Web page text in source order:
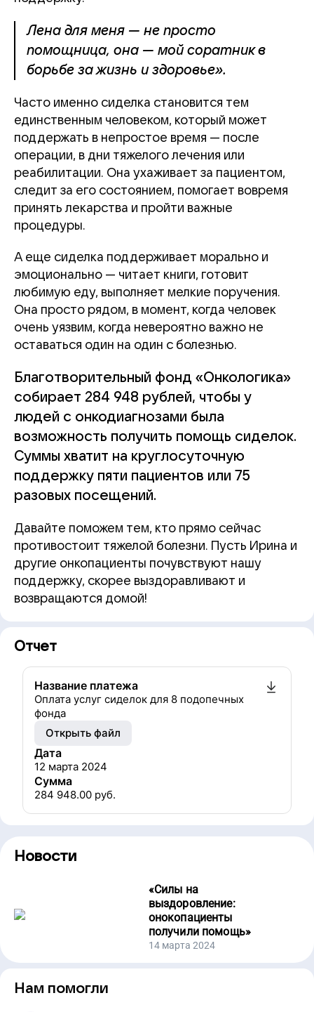
Лена для меня — не просто
помощница, она — мой соратник в
борьбе за жизнь и здоровье».
Часто именно сиделка становится тем
единственным человеком, который может
поддержать в непростое время — после
операции, в дни тяжелого лечения или
реабилитации. Она ухаживает за пациентом,
следит за его состоянием, помогает вовремя
принять лекарства и пройти важные
процедуры.
А еще сиделка поддерживает морально и
эмоционально — читает книги, готовит
любимую еду, выполняет мелкие поручения.
Она просто рядом, в момент, когда человек
очень уязвим, когда невероятно важно не
оставаться один на один с болезнью.
Благотворительный фонд «Онкологика»
собирает 284 948 рублей, чтобы у
людей с онкодиагнозами была
возможность получить помощь сиделок.
Суммы хватит на круглосуточную
поддержку пяти пациентов или 75
разовых посещений.
Давайте поможем тем, кто прямо сейчас
противостоит тяжелой болезни. Пусть Ирина и
другие онкопациенты почувствуют нашу
поддержку, скорее выздоравливают и
возвращаются домой!
Отчет
Название платежа
Оплата услуг сиделок для 8 подопечных
фонда
Открыть файл
Дата
12 марта 2024
Сумма
284 948.00 руб.
Новости
«Силы на
выздоровление:
онокопациенты
получили помощь»
14 марта 2024
Нам помогли